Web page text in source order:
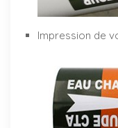
Impression de